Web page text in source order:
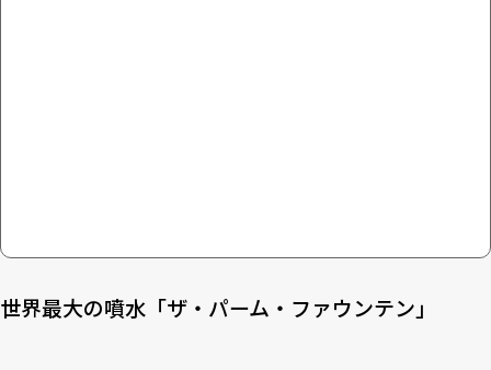
世界最大の噴水「ザ・パーム・ファウンテン」